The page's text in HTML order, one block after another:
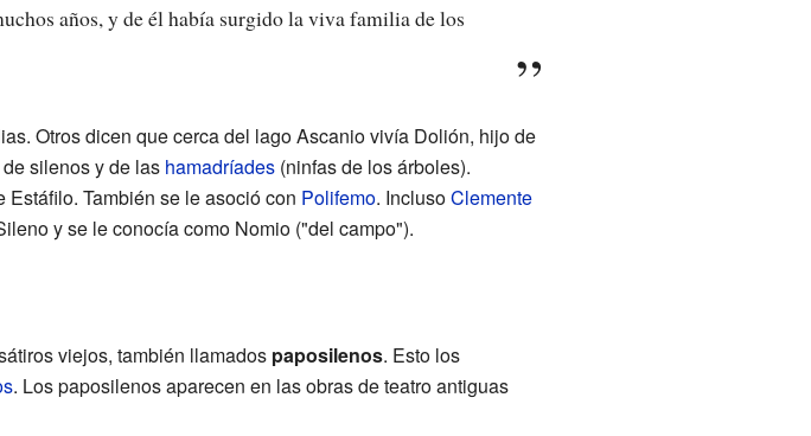
años, y de él había surgido la viva familia de los
Otros dicen que cerca del lago Ascanio vivía Dolión, hijo de
silenos y de las hamadríades(ninfas de los árboles).
También se le asoció con Polifemo. InclusoClemente
y se le conocía como Nomio ("del campo").
viejos, también llamados paposilenos. Esto los
. Los paposilenos aparecen en las obras de teatro antiguas